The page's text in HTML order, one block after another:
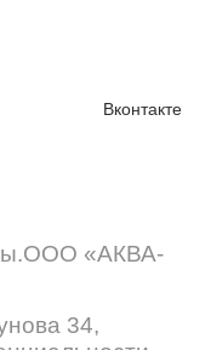
Вконтакте
«АКВА-
34,